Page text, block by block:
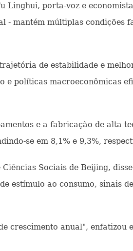
Linghui, porta-voz e
mantém múltiplas condições
de estabilidade e
políticas macroeconômicas
e a fabricação de alta
se em 8,1% e 9,3%,
Sociais de Beijing,
estímulo ao consumo, sinais
crescimento anual", enfatizou